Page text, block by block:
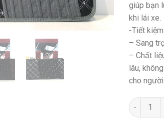
giúp bạn
khi lái xe.
-Tiết
– Sang
– Chất
lâu,
cho
Số lượng